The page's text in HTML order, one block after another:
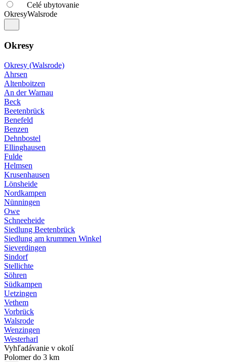
Celé ubytovanie
OkresyWalsrode
Okresy
Okresy (Walsrode)
Ahrsen
Altenboitzen
An der Warnau
Beck
Beetenbrück
Benefeld
Benzen
Dehnbostel
Ellinghausen
Fulde
Helmsen
Krusenhausen
Lönsheide
Nordkampen
Nünningen
Owe
Schneeheide
Siedlung Beetenbrück
Siedlung am krummen Winkel
Sieverdingen
Sindorf
Stellichte
Söhren
Südkampen
Uetzingen
Vethem
Vorbrück
Walsrode
Wenzingen
Westerharl
Vyhľadávanie v okolí
Polomer do 3 km